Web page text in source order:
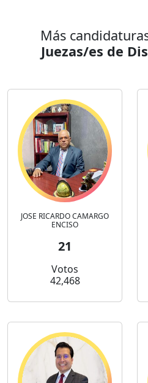
Más
Juezas/es de
JOSE RICARDO CAMARGO
ENCISO
21
Votos
42,468